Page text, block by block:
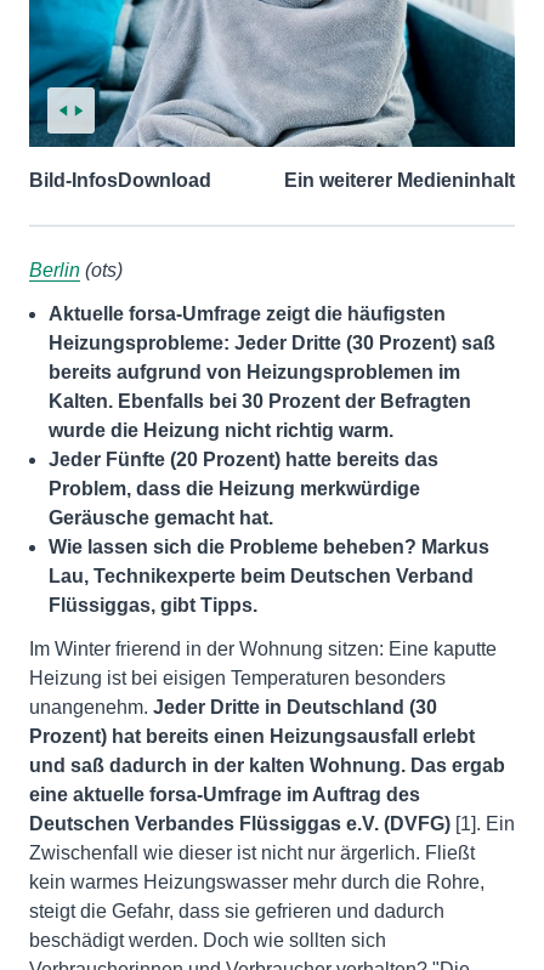
Bild-InfosDownload Ein weiterer Medieninhalt
Berlin (ots)
Aktuelle forsa-Umfrage zeigt die häufigsten
Heizungsprobleme: Jeder Dritte (30 Prozent) saß
bereits aufgrund von Heizungsproblemen im
Kalten. Ebenfalls bei 30 Prozent der Befragten
wurde die Heizung nicht richtig warm.
Jeder Fünfte (20 Prozent) hatte bereits das
Problem, dass die Heizung merkwürdige
Geräusche gemacht hat.
Wie lassen sich die Probleme beheben? Markus
Lau, Technikexperte beim Deutschen Verband
Flüssiggas, gibt Tipps.
Im Winter frierend in der Wohnung sitzen: Eine kaputte
Heizung ist bei eisigen Temperaturen besonders
unangenehm. Jeder Dritte in Deutschland (30
Prozent) hat bereits einen Heizungsausfall erlebt
und saß dadurch in der kalten Wohnung. Das ergab
eine aktuelle forsa-Umfrage im Auftrag des
Deutschen Verbandes Flüssiggas e.V. (DVFG) [1]. Ein
Zwischenfall wie dieser ist nicht nur ärgerlich. Fließt
kein warmes Heizungswasser mehr durch die Rohre,
steigt die Gefahr, dass sie gefrieren und dadurch
beschädigt werden. Doch wie sollten sich